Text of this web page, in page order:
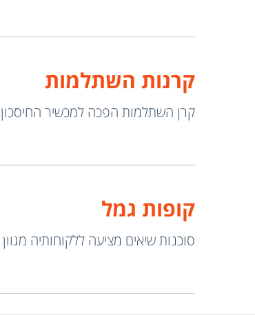
קרנות השתלמות
קרן השתלמות הפכה למכשיר
קופות גמל
סוכנות שיאים מציעה ללקוחותיה